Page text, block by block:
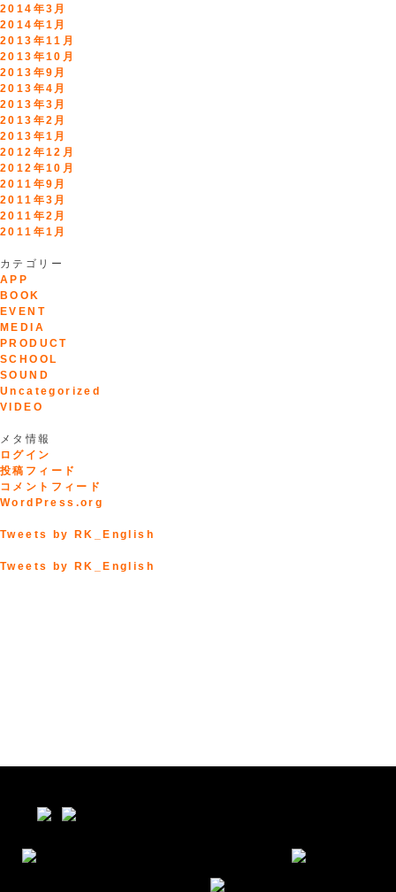
2014年3月
2014年1月
2013年11月
2013年10月
2013年9月
2013年4月
2013年3月
2013年2月
2013年1月
2012年12月
2012年10月
2011年9月
2011年3月
2011年2月
2011年1月
カテゴリー
APP
BOOK
EVENT
MEDIA
PRODUCT
SCHOOL
SOUND
Uncategorized
VIDEO
メタ情報
ログイン
投稿フィード
コメントフィード
WordPress.org
Tweets by RK_English
Tweets by RK_English